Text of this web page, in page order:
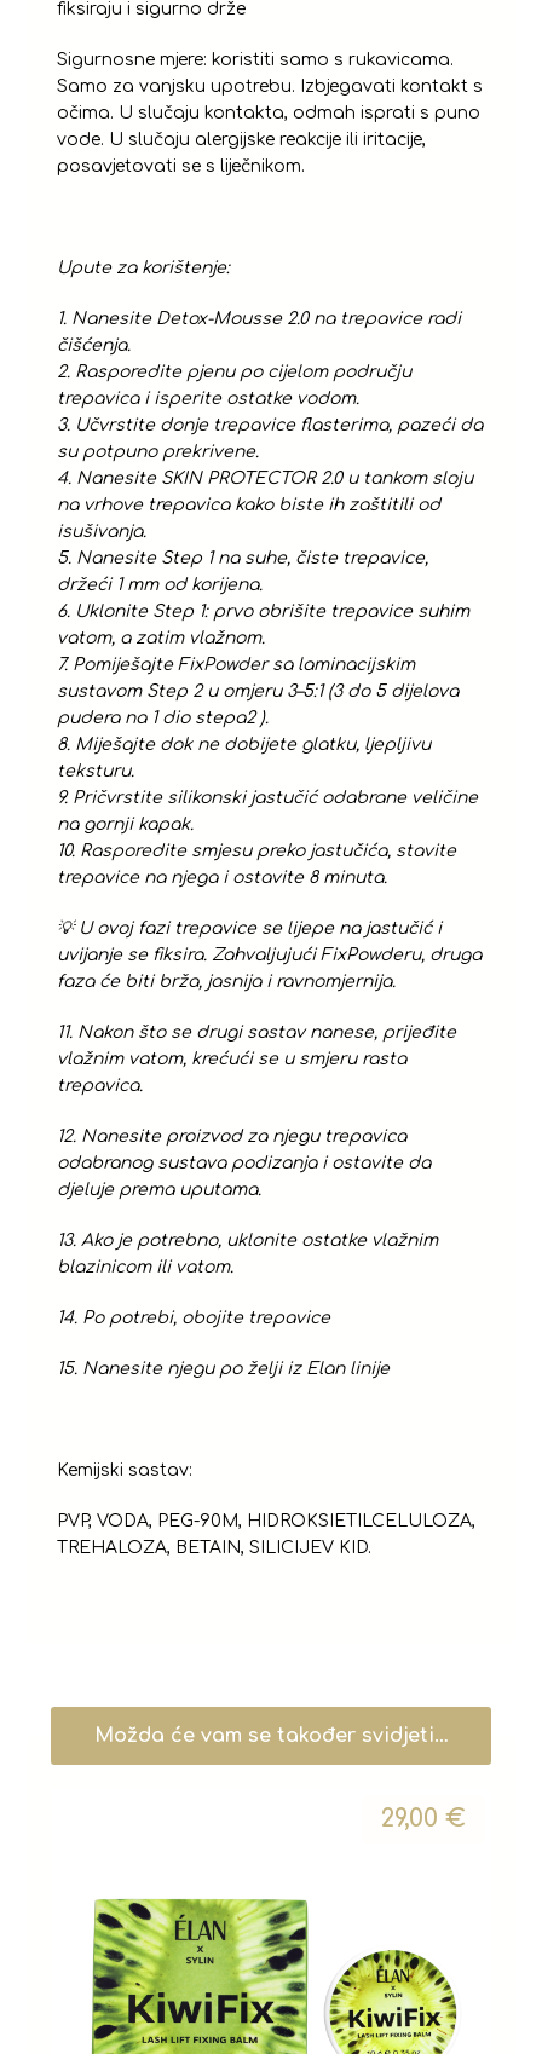
fiksiraju i sigurno drže
Sigurnosne mjere: koristiti samo s rukavicama.
Samo za vanjsku upotrebu. Izbjegavati kontakt s
očima. U slučaju kontakta, odmah isprati s puno
vode. U slučaju alergijske reakcije ili iritacije,
posavjetovati se s liječnikom.
Upute za korištenje:
1. Nanesite Detox-Mousse 2.0 na trepavice radi
čišćenja.
2. Rasporedite pjenu po cijelom području
trepavica i isperite ostatke vodom.
3. Učvrstite donje trepavice flasterima, pazeći da
su potpuno prekrivene.
4. Nanesite SKIN PROTECTOR 2.0 u tankom sloju
na vrhove trepavica kako biste ih zaštitili od
isušivanja.
5. Nanesite Step 1 na suhe, čiste trepavice,
držeći 1 mm od korijena.
6. Uklonite Step 1: prvo obrišite trepavice suhim
vatom, a zatim vlažnom.
7. Pomiješajte FixPowder sa laminacijskim
sustavom Step 2 u omjeru 3–5:1 (3 do 5 dijelova
pudera na 1 dio stepa2 ).
8. Miješajte dok ne dobijete glatku, ljepljivu
teksturu.
9. Pričvrstite silikonski jastučić odabrane veličine
na gornji kapak.
10. Rasporedite smjesu preko jastučića, stavite
trepavice na njega i ostavite 8 minuta.
💡 U ovoj fazi trepavice se lijepe na jastučić i
uvijanje se fiksira. Zahvaljujući FixPowderu, druga
faza će biti brža, jasnija i ravnomjernija.
11. Nakon što se drugi sastav nanese, prijeđite
vlažnim vatom, krećući se u smjeru rasta
trepavica.
12. Nanesite proizvod za njegu trepavica
odabranog sustava podizanja i ostavite da
djeluje prema uputama.
13. Ako je potrebno, uklonite ostatke vlažnim
blazinicom ili vatom.
14. Po potrebi, obojite trepavice
15. Nanesite njegu po želji iz Elan linije
Kemijski sastav:
PVP, VODA, PEG-90M, HIDROKSIETILCELULOZA,
TREHALOZA, BETAIN, SILICIJEV KID.
Možda će vam se također svidjeti…
29,00 €